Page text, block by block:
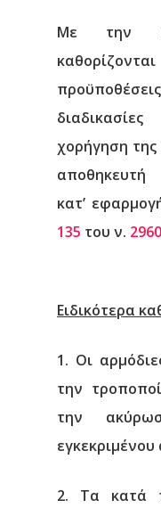
Με την
χορήγηση της
κατ’
135 του ν.
Ειδικότερα
1. Οι
την
την
2. Τα κατά